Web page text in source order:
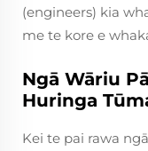
(engineers) kia
me te kore e
Ngā Wāriu
Huringa
Kei te pai rawa